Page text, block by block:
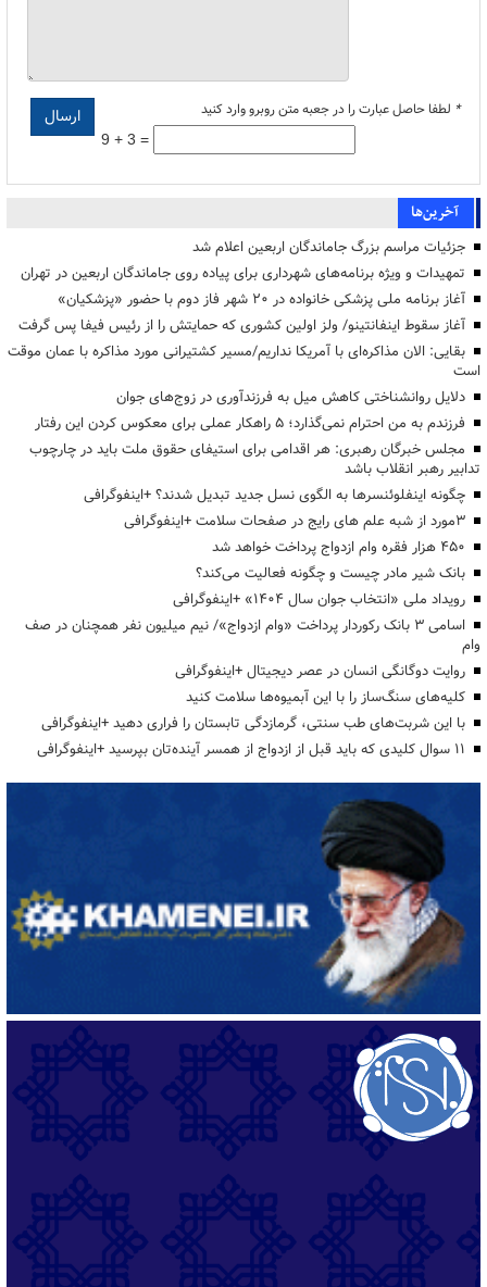
* لطفا حاصل عبارت را در جعبه متن روبرو وارد کنید
9 + 3 =
آخرین‌ها
جزئیات مراسم بزرگ جاماندگان اربعین اعلام شد
تمهیدات و ویژه برنامه‌های شهرداری برای پیاده روی جاماندگان اربعین در تهران
آغاز برنامه ملی پزشکی خانواده در ۲۰ شهر فاز دوم با حضور «پزشکیان»
آغاز سقوط اینفانتینو/ ولز اولین کشوری که حمایتش را از رئیس فیفا پس گرفت
بقایی: الان مذاکره‌ای با آمریکا نداریم/مسیر کشتیرانی مورد مذاکره با عمان موقت
است
دلایل روانشناختی کاهش میل به فرزندآوری در زوج‌های جوان
فرزندم به من احترام نمی‌گذارد؛ ۵ راهکار عملی برای معکوس کردن این رفتار
مجلس خبرگان رهبری: هر اقدامی برای استیفای حقوق ملت باید در چارچوب
تدابیر رهبر انقلاب باشد
چگونه اینفلوئنسرها به الگوی نسل جدید تبدیل شدند؟ +اینفوگرافی
3مورد از شبه علم های رایج در صفحات سلامت +اینفوگرافی
۴۵۰ هزار فقره وام ازدواج پرداخت خواهد شد
بانک شیر مادر چیست و چگونه فعالیت می‌کند؟
رویداد ملی «انتخاب جوان سال ۱۴۰۴» +اینفوگرافی
اسامی ۳ بانک رکوردار پرداخت «وام ازدواج»/ نیم میلیون نفر همچنان در صف
وام
روایت دوگانگی انسان در عصر دیجیتال +اینفوگرافی
کلیه‌های سنگ‌ساز را با این آبمیوه‌ها سلامت کنید
با این شربت‌های طب سنتی، گرمازدگی تابستان را فراری دهید +اینفوگرافی
۱۱ سوال کلیدی که باید قبل از ازدواج از همسر آینده‌تان بپرسید +اینفوگرافی